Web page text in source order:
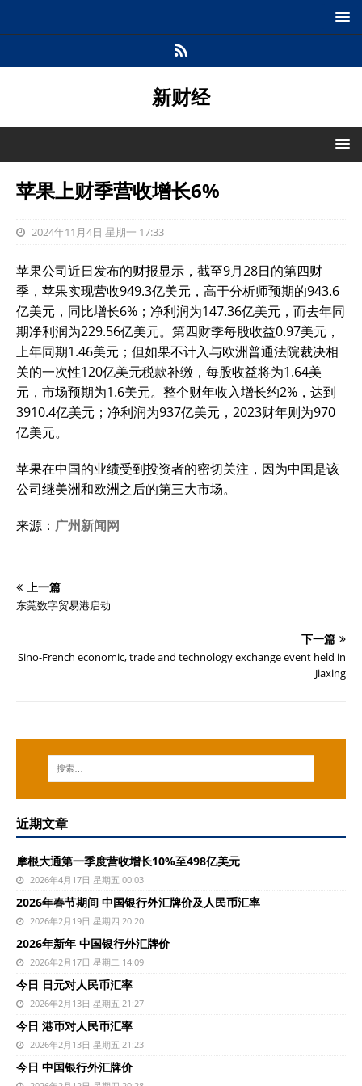
新财经
苹果上财季营收增长6%
2024年11月4日 星期一 17:33
苹果公司近日发布的财报显示，截至9月28日的第四财
季，苹果实现营收949.3亿美元，高于分析师预期的943.6
亿美元，同比增长6%；净利润为147.36亿美元，而去年同
期净利润为229.56亿美元。第四财季每股收益0.97美元，
上年同期1.46美元；但如果不计入与欧洲普通法院裁决相
关的一次性120亿美元税款补缴，每股收益将为1.64美
元，市场预期为1.6美元。整个财年收入增长约2%，达到
3910.4亿美元；净利润为937亿美元，2023财年则为970
亿美元。
苹果在中国的业绩受到投资者的密切关注，因为中国是该
公司继美洲和欧洲之后的第三大市场。
来源： 广州新闻网
上一篇
东莞数字贸易港启动
下一篇
Sino-French economic, trade and technology exchange event held in
Jiaxing
近期文章
摩根大通第一季度营收增长10%至498亿美元
2026年4月17日 星期五 00:03
2026年春节期间 中国银行外汇牌价及人民币汇率
2026年2月19日 星期四 20:20
2026年新年 中国银行外汇牌价
2026年2月17日 星期二 14:09
今日 日元对人民币汇率
2026年2月13日 星期五 21:27
今日 港币对人民币汇率
2026年2月13日 星期五 21:23
今日 中国银行外汇牌价